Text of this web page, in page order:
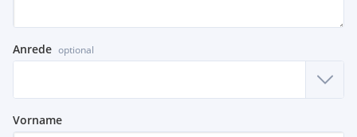
Anrede optional
Vorname